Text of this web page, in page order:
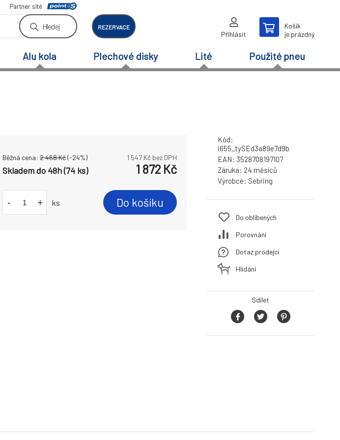
Partner sítě
Hledej REZERVACE
Přihlásit
Košík
je prázdný
Alu kola Plechové disky Lité Použité pneu
Běžná cena: 2 468Kč(-24%) 1 547 Kč bez DPH
Skladem do 48h (74 ks) 1 872 Kč
- + ks Do košíku
Kód:
i655_tySEd3a89e7d9b
EAN: 3528708197107
Záruka: 24 měsíců
Výrobce: Sebring
Do oblíbených
Porovnání
Dotaz prodejci
Hlídání
Sdílet